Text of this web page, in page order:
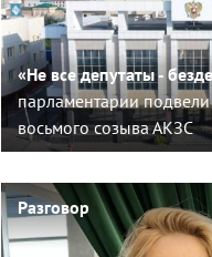
«Не все депутаты -
парламентарии
восьмого созыва АКЗС
Разговор